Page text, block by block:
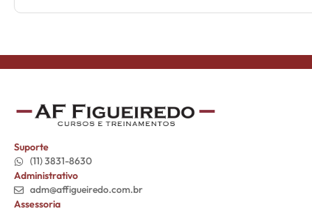
Suporte
(11) 3831-8630
Administrativo
adm@affigueiredo.com.br
Assessoria